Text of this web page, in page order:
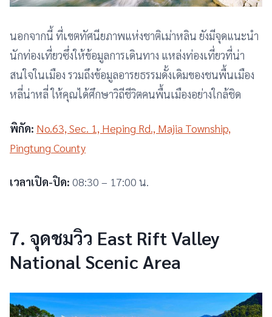
นอกจากนี้ ที่เขตทัศนียภาพแห่งชาติเม่าหลิน ยังมีจุดแนะนำ
นักท่องเที่ยวซึ่งให้ข้อมูลการเดินทาง แหล่งท่องเที่ยวที่น่า
สนใจในเมือง รวมถึงข้อมูลอารยธรรมดั้งเดิมของชนพื้นเมือง
หลี่น่าหลี่ ให้คุณได้ศึกษาวิถีชีวิตคนพื้นเมืองอย่างใกล้ชิด
พิกัด: No.63, Sec. 1, Heping Rd., Majia Township,
Pingtung County
เวลาเปิด-ปิด: 08:30 – 17:00 น.
7. จุดชมวิว East Rift Valley
National Scenic Area